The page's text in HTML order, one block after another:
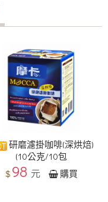
研磨濾掛咖啡(深烘焙)
(10公克/10包
$ 98 元 購買